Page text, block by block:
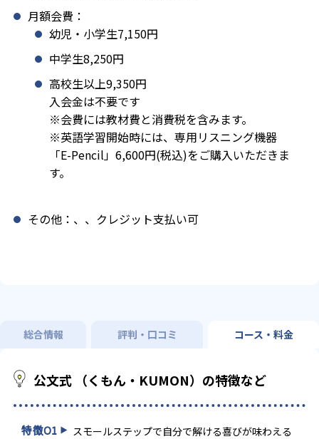
月額会費：
幼児・小学生7,150円
中学生8,250円
高校生以上9,350円
入会金は不要です
※会費には教材費と消費税を含みます。
※英語学習開始時には、専用リスニング機器
「E-Pencil」6,600円(税込)をご購入いただきま
す。
その他：、、クレジット支払い可
総合情報 評判・口コミ コース・料金
公文式 （くもん・KUMON）の特徴など
特徴01 スモールステップで自分で解ける喜びが味わえる